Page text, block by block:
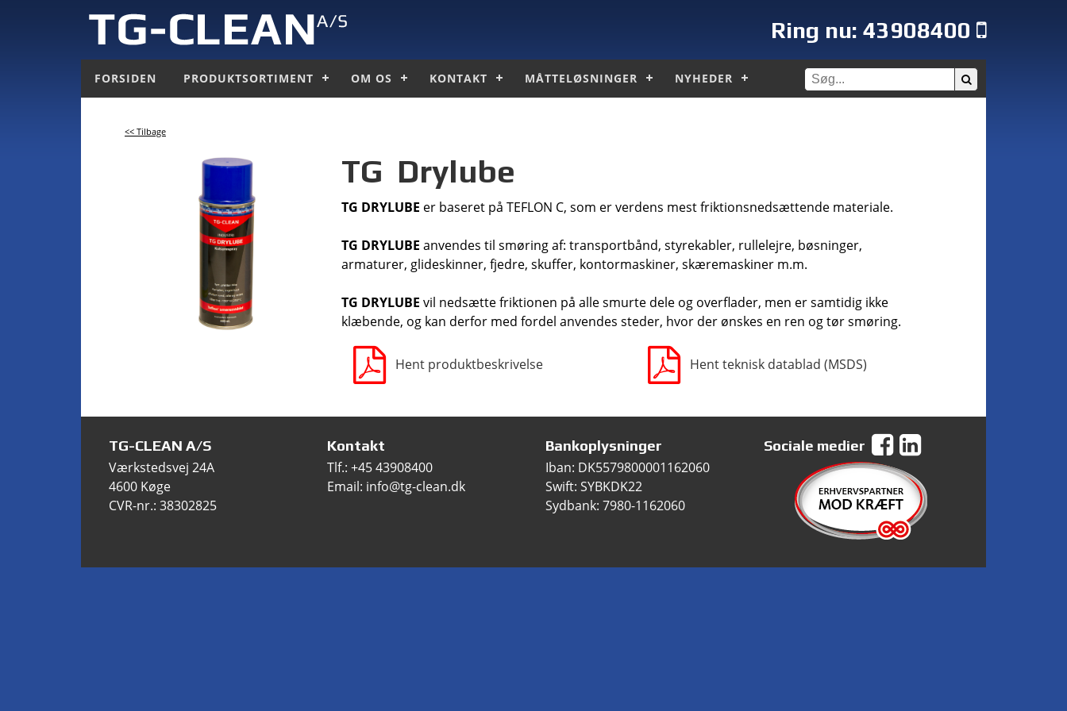
Ring nu: 43908400
FORSIDEN PRODUKTSORTIMENT OM OS KONTAKT MÅTTELØSNINGER NYHEDER
<< Tilbage
TG Drylube
TG DRYLUBE er baseret på TEFLON C, som er verdens mest friktionsnedsættende materiale.
TG DRYLUBE anvendes til smøring af: transportbånd, styrekabler, rullelejre, bøsninger,
armaturer, glideskinner, fjedre, skuffer, kontormaskiner, skæremaskiner m.m.
TG DRYLUBE vil nedsætte friktionen på alle smurte dele og overflader, men er samtidig ikke
klæbende, og kan derfor med fordel anvendes steder, hvor der ønskes en ren og tør smøring.
Hent produktbeskrivelse Hent teknisk datablad (MSDS)
TG-CLEAN A/S
Værkstedsvej 24A
4600 Køge
CVR-nr.: 38302825
Kontakt
Tlf.: +45 43908400
Email: info@tg-clean.dk
Bankoplysninger
Iban: DK5579800001162060
Swift: SYBKDK22
Sydbank: 7980-1162060
Sociale medier